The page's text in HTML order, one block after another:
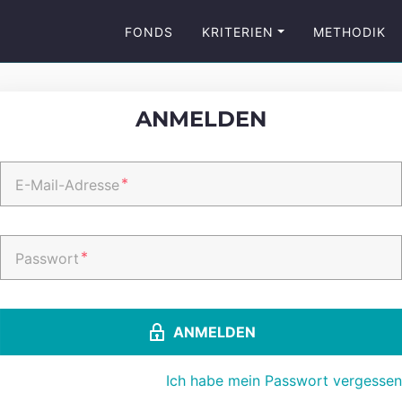
FONDS KRITERIEN METHODIK
ANMELDEN
E-Mail-Adresse*
Passwort *
ANMELDEN
Ich habe mein Passwort vergessen